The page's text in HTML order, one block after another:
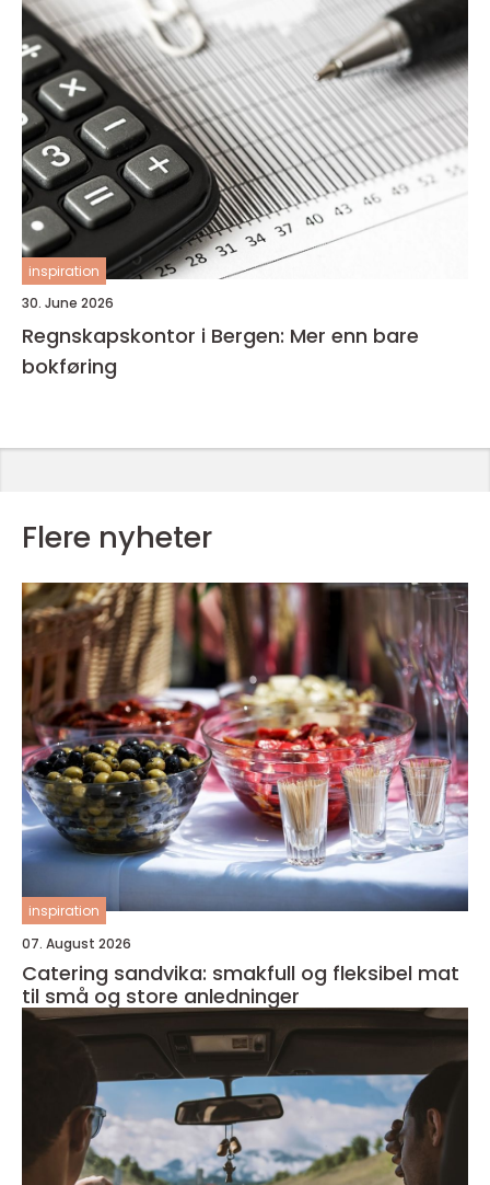
inspiration
30. June 2026
Regnskapskontor i Bergen: Mer enn bare
bokføring
Flere nyheter
inspiration
07. August 2026
Catering sandvika: smakfull og fleksibel mat
til små og store anledninger